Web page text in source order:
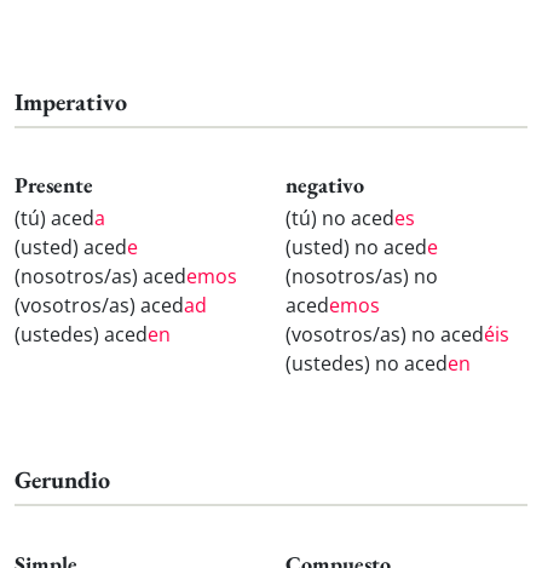
Imperativo
Presente
(tú) aceda
(usted) acede
(nosotros/as) acedemos
(vosotros/as) acedad
(ustedes) aceden
negativo
(tú) no acedes
(usted) no acede
(nosotros/as) no
acedemos
(vosotros/as) no acedéis
(ustedes) no aceden
Gerundio